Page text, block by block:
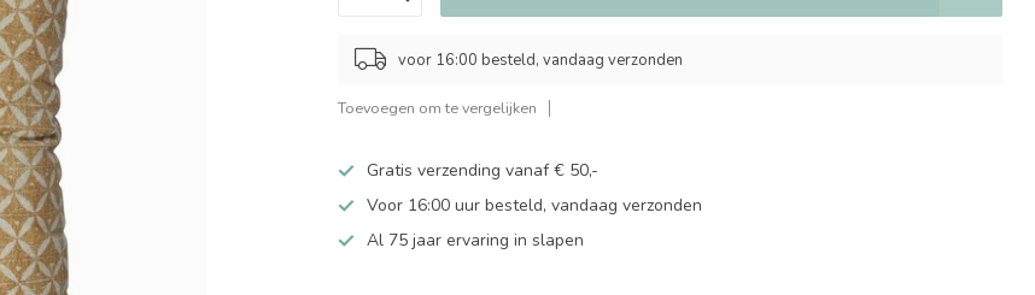
voor 16:00 besteld, vandaag verzonden
Toevoegen om te vergelijken
Gratis verzending vanaf € 50,-
Voor 16:00 uur besteld, vandaag verzonden
Al 75 jaar ervaring in slapen